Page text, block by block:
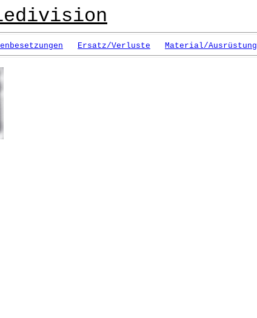
Ersatz/Verluste Material/Ausrüstung